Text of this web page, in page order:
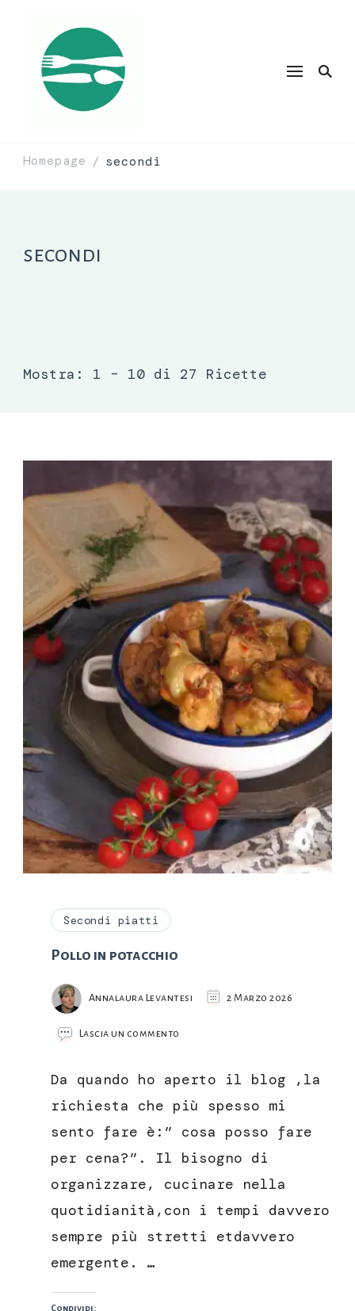
Homepage / secondi
secondi
Mostra: 1 – 10 di 27 Ricette
Secondi piatti
Pollo in potacchio
Annalaura Levantesi 2 Marzo 2026
Lascia un commento
potacchio
Da quando ho aperto il blog ,la
richiesta che più spesso mi
sento fare è:” cosa posso fare
per cena?”. Il bisogno di
organizzare, cucinare nella
quotidianità,con i tempi davvero
sempre più stretti etdavvero
emergente. …
Condividi: